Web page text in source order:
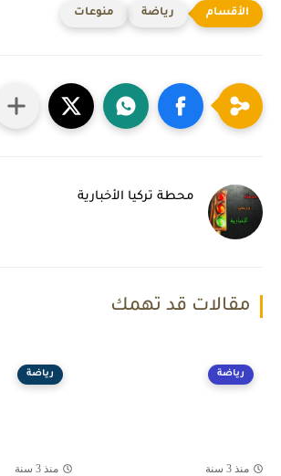
رياضة منوعات
محطة تركيا الأخبارية
مقالات قد تهمك
رياضة
منذ 3 سنة
رياضة
منذ 3 سنة